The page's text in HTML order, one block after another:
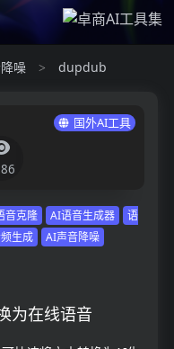
噪 > dupdub
国外AI工具
音克隆 AI语音生成器
语
生成 AI声音降噪
为在线语音